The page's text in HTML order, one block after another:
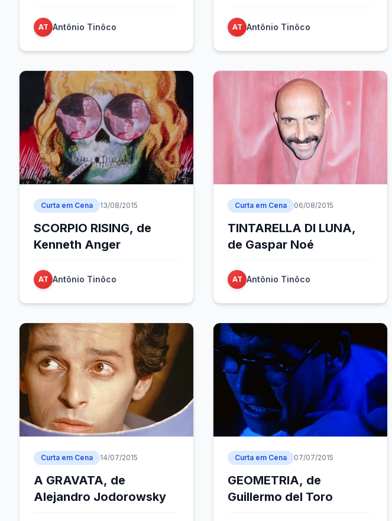
AT Antônio Tinôco AT Antônio Tinôco
Curta em Cena 13/08/2015
SCORPIO RISING, de
Kenneth Anger
AT Antônio Tinôco
Curta em Cena 06/08/2015
TINTARELLA DI LUNA,
de Gaspar Noé
AT Antônio Tinôco
Curta em Cena 14/07/2015
A GRAVATA, de
Alejandro Jodorowsky
Curta em Cena 07/07/2015
GEOMETRIA, de
Guillermo del Toro